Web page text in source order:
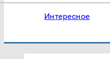
Интересное